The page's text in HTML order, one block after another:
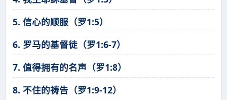
5. 信心的顺服（罗1:5）
6. 罗马的基督徒（罗1:6-7）
7. 值得拥有的名声（罗1:8）
8. 不住的祷告（罗1:9-12）